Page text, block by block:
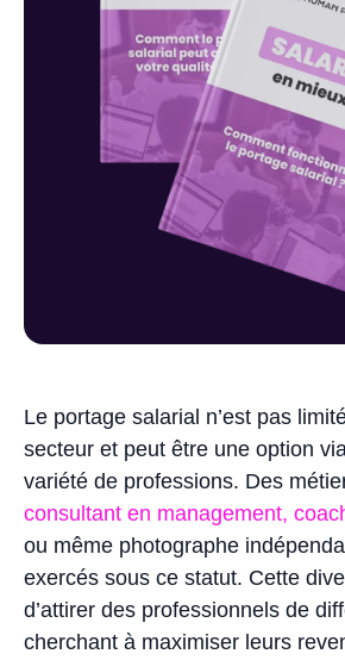
Le portage salarial n’est pas
secteur et peut être une option
variété de professions. Des
consultant en management,
ou même photographe
exercés sous ce statut. Cette
d’attirer des professionnels de
cherchant à maximiser leurs